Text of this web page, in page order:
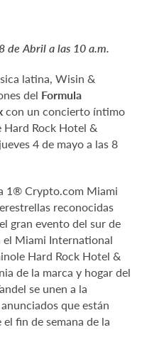
de Abril a las 10 a.m.
latina, Wisin &
del Formula
con un concierto íntimo
Hard Rock Hotel &
4 de mayo a las 8
1® Crypto.com Miami
reconocidas
gran evento del sur de
el Miami International
Hard Rock Hotel &
de la marca y hogar del
se unen a la
que están
fin de semana de la